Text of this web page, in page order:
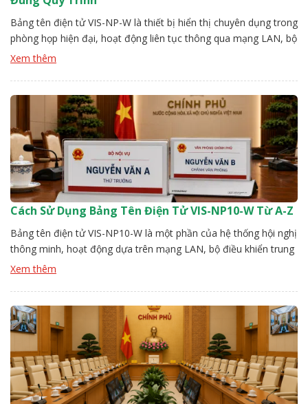
Bảng tên điện tử VIS-NP-W là thiết bị hiển thị chuyên dụng trong
phòng họp hiện đại, hoạt động liên tục thông qua mạng LAN, bộ
điều khiển trung tâm. Sau một thời gian vận hành, nếu không có
Xem thêm
Cách Sử Dụng Bảng Tên Điện Tử VIS-NP10-W Từ A-Z
Bảng tên điện tử VIS-NP10-W là một phần của hệ thống hội nghị
thông minh, hoạt động dựa trên mạng LAN, bộ điều khiển trung
tâm. Để hệ thống ổn định người dùng cần thực hiện đúng các
Xem thêm